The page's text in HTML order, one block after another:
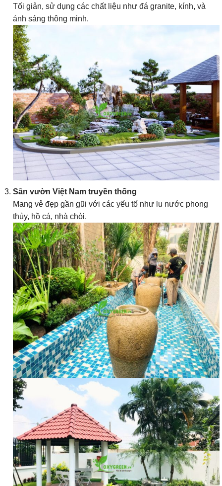
Tối giản, sử dụng các chất liệu như đá granite, kính, và
ánh sáng thông minh.
Sân vườn Việt Nam truyền thống
Mang vẻ đẹp gần gũi với các yếu tố như lu nước phong
thủy, hồ cá, nhà chòi.